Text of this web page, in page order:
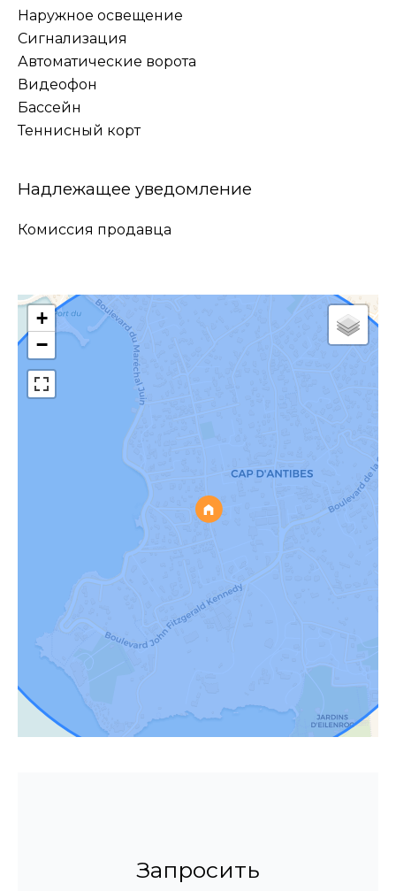
Наружное освещение
Сигнализация
Автоматические ворота
Видеофон
Бассейн
Теннисный корт
Надлежащее уведомление
Комиссия продавца
+
−
Запросить